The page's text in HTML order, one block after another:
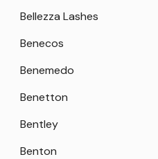
Bellezza Lashes
Benecos
Benemedo
Benetton
Bentley
Benton